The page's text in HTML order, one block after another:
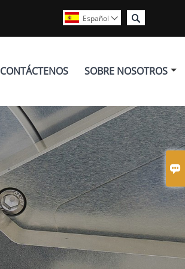


Español 
CONTÁCTENOS SOBRE NOSOTROS